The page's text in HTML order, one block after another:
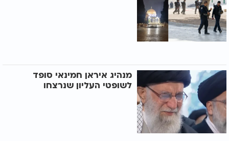
מנהיג איראן חמינאי סופד
לשופטי העליון שנרצחו